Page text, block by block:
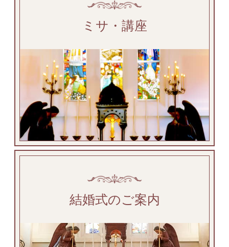
ミサ・講座
結婚式のご案内